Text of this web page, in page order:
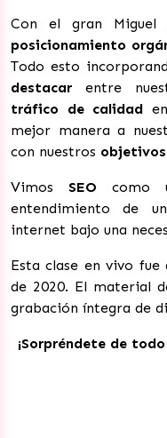
Con el gran Miguel
posicionamiento
Todo esto
destacar entre
tráfico de calidad
mejor manera a
con nuestros objetivos
Vimos SEO como
entendimiento de
internet bajo una
Esta clase en vivo
de 2020. El material
grabación íntegra de
¡Sorpréndete de